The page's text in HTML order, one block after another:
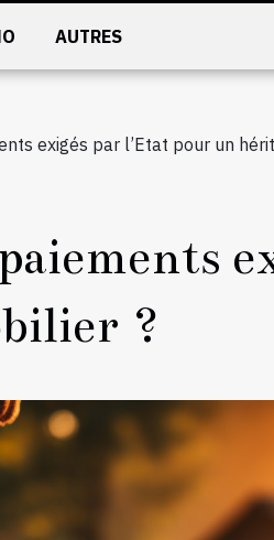
AUTRES
exigés par l’Etat pour un
?